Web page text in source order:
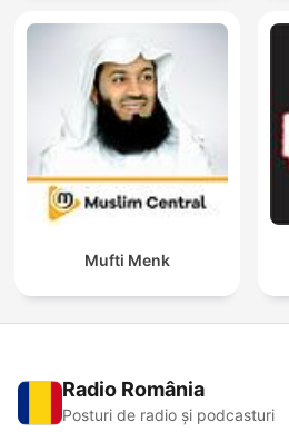
Mufti Menk
Radio România
Posturi de radio și podcasturi